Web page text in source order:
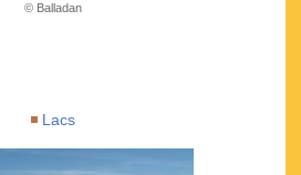
© Balladan
Lacs